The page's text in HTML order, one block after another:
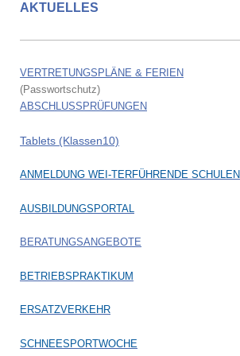
AKTUELLES
VERTRETUNGSPLÄNE & FERIEN
(Passwortschutz)
ABSCHLUSSPRÜFUNGEN
Tablets (Klassen10)
ANMELDUNG WEI-TERFÜHRENDE SCHULEN
AUSBILDUNGSPORTAL
BERATUNGSANGEBOTE
BETRIEBSPRAKTIKUM
ERSATZVERKEHR
SCHNEESPORTWOCHE